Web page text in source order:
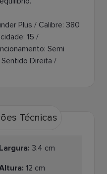
Plus / Calibre: 380
15 /
Semi
Direita /
Técnicas
Largura: 3.4 cm
12 cm